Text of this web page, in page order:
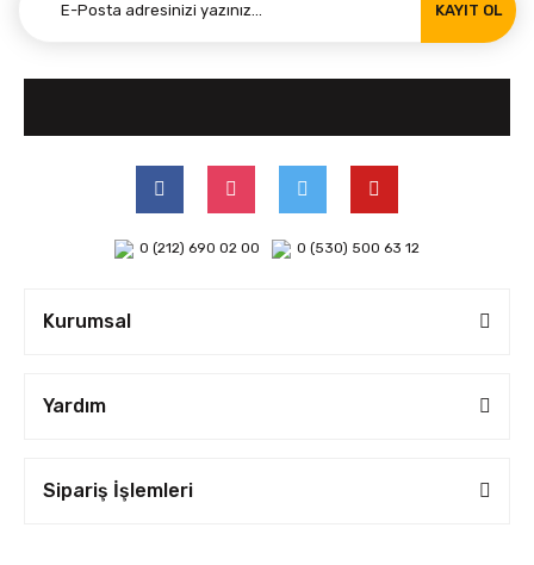
KAYIT OL
0 (212) 690 02 00 0 (530) 500 63 12
Kurumsal
Yardım
Sipariş İşlemleri